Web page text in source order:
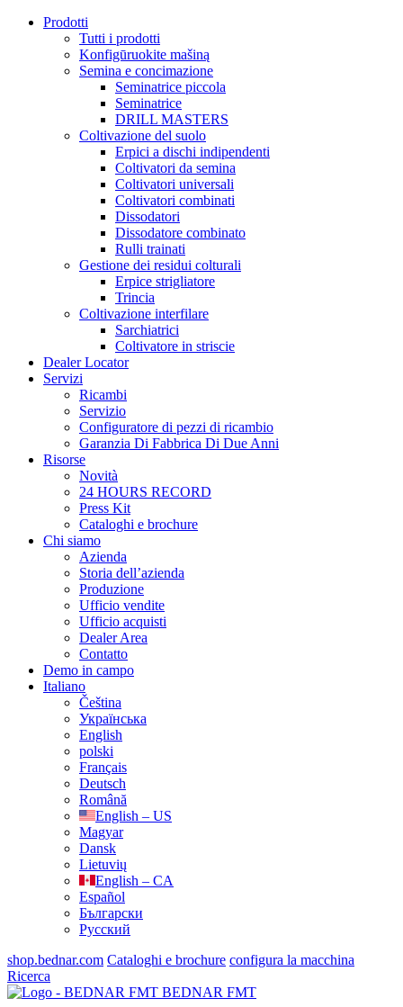
Prodotti
Tutti i prodotti
Konfigūruokite mašiną
Semina e concimazione
Seminatrice piccola
Seminatrice
DRILL MASTERS
Coltivazione del suolo
Erpici a dischi indipendenti
Coltivatori da semina
Coltivatori universali
Coltivatori combinati
Dissodatori
Dissodatore combinato
Rulli trainati
Gestione dei residui colturali
Erpice strigliatore
Trincia
Coltivazione interfilare
Sarchiatrici
Coltivatore in striscie
Dealer Locator
Servizi
Ricambi
Servizio
Configuratore di pezzi di ricambio
Garanzia Di Fabbrica Di Due Anni
Risorse
Novità
24 HOURS RECORD
Press Kit
Cataloghi e brochure
Chi siamo
Azienda
Storia dell’azienda
Produzione
Ufficio vendite
Ufficio acquisti
Dealer Area
Contatto
Demo in campo
Italiano
Čeština
Українська
English
polski
Français
Deutsch
Română
English – US
Magyar
Dansk
Lietuvių
English – CA
Español
Български
Русский
shop.bednar.com Cataloghi e brochure configura la macchina
Ricerca
BEDNAR FMT